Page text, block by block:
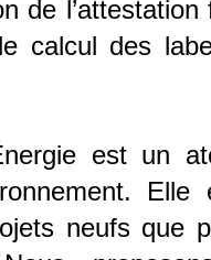
de
calcul des
est un
Elle
neufs que